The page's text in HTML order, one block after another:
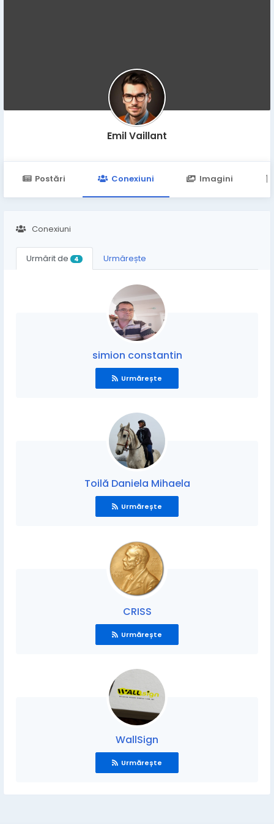
Emil Vaillant
Postări Conexiuni Imagini
Conexiuni
Urmărit de 4 Urmărește
simion constantin
Urmărește
Toilă Daniela Mihaela
Urmărește
CRISS
Urmărește
WallSign
Urmărește